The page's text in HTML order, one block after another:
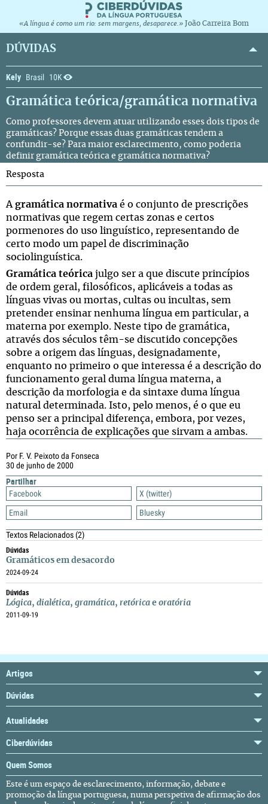
«A língua é como um rio: sem margens, desaparece.» João Carreira Bom
DÚVIDAS
Kely Brasil 10K
Gramática teórica/gramática normativa
Como professores devem atuar utilizando esses dois tipos de
gramáticas? Porque essas duas gramáticas tendem a
confundir-se? Para maior esclarecimento, como poderia
definir gramática teórica e gramática normativa?
Por F. V. Peixoto da Fonseca
30 de junho de 2000
Partilhar
Facebook
X (twitter)
Email
Bluesky
Textos Relacionados(2)
Dúvidas
Gramáticos em desacordo
2024-09-24
Dúvidas
Lógica, dialética, gramática, retórica e oratória
2011-09-19
Resposta
A gramática normativa é o conjunto de prescrições
normativas que regem certas zonas e certos
pormenores do uso linguístico, representando de
certo modo um papel de discriminação
sociolinguística.
Gramática teórica julgo ser a que discute princípios
de ordem geral, filosóficos, aplicáveis a todas as
línguas vivas ou mortas, cultas ou incultas, sem
pretender ensinar nenhuma língua em particular, a
materna por exemplo. Neste tipo de gramática,
através dos séculos têm-se discutido concepções
sobre a origem das línguas, designadamente,
enquanto no primeiro o que interessa é a descrição do
funcionamento geral duma língua materna, a
descrição da morfologia e da sintaxe duma língua
natural determinada. Isto, pelo menos, é o que eu
penso ser a principal diferença, embora, por vezes,
haja ocorrência de explicações que sirvam a ambas.
Artigos
Dúvidas
Atualidades
Ciberdúvidas
Quem Somos
Este é um espaço de esclarecimento, informação, debate e
promoção da língua portuguesa, numa perspetiva de afirmação dos